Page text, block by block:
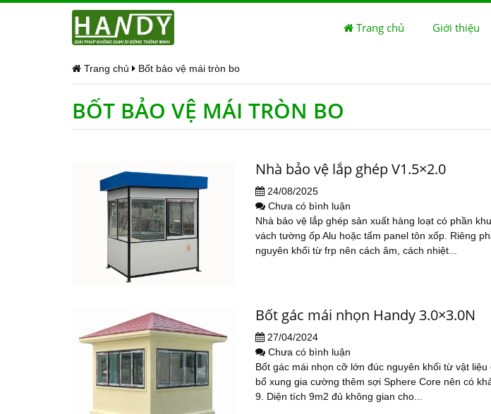
Trang chủ Giới thiệu
Trang chủ Bốt bảo vệ mái tròn bo
BỐT BẢO VỆ MÁI TRÒN BO
Nhà bảo vệ lắp ghép V1.5×2.0
24/08/2025
Chưa có bình luận
Nhà bảo vệ lắp ghép sản xuất hàng loạt có phần
vách tường ốp Alu hoặc tấm panel tôn xốp. Riêng
nguyên khối từ frp nên cách âm, cách nhiệt...
Bốt gác mái nhọn Handy 3.0×3.0N
27/04/2024
Chưa có bình luận
Bốt gác mái nhọn cỡ lớn đúc nguyên khối từ vật
bổ xung gia cường thêm sợi Sphere Core nên có
9. Diện tích 9m2 đủ không gian cho...